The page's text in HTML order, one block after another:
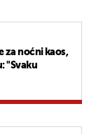
za noćni kaos,
"Svaku